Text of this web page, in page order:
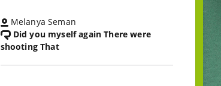
Melanya Seman
Did you myself again There were
shooting That